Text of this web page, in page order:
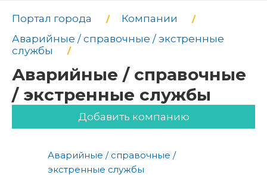
Портал города
Компании
Аварийные / справочные / экстренные
службы
Аварийные / справочные
/ экстренные службы
Добавить компанию
Аварийные / справочные /
экстренные службы